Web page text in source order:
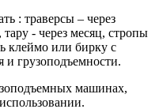
: траверсы – через
- через месяц, стропы
клеймо или бирку с
и грузоподъемности.
машинах,